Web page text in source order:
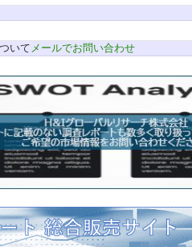
いて メールでお問い合わせ